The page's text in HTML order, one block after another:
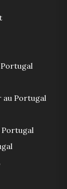
au Portugal
Portugal